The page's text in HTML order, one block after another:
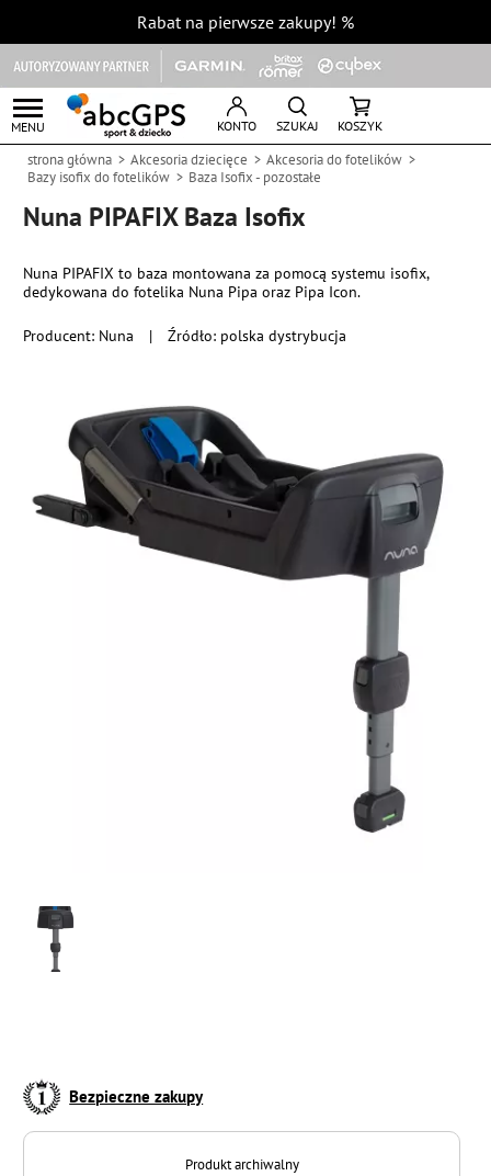
Rabat na pierwsze zakupy! %
MENU KONTO SZUKAJ KOSZYK
strona główna Akcesoria dziecięce
Akcesoria do fotelików
Bazy isofix do fotelików
Baza Isofix - pozostałe
Nuna PIPAFIX Baza Isofix
Producent: Nuna | Źródło: polska dystrybucja
Nuna PIPAFIX to baza montowana za pomocą systemu isofix,
dedykowana do fotelika Nuna Pipa oraz Pipa Icon.
Bezpieczne zakupy
Produkt archiwalny